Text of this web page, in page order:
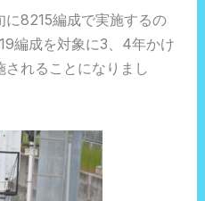
8215編成で実施するの
編成を対象に3、4年かけ
れることになりまし